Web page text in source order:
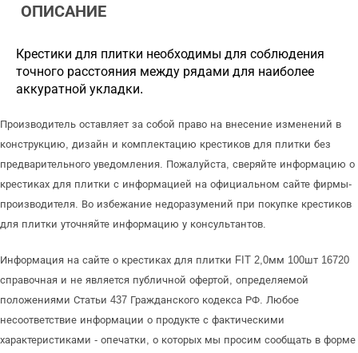
ОПИСАНИЕ
Крестики для плитки необходимы для соблюдения
точного расстояния между рядами для наиболее
аккуратной укладки.
Производитель оставляет за собой право на внесение изменений в
конструкцию, дизайн и комплектацию крестиков для плитки без
предварительного уведомления. Пожалуйста, сверяйте информацию о
крестиках для плитки с информацией на официальном сайте фирмы-
производителя. Во избежание недоразумений при покупке крестиков
для плитки уточняйте информацию у консультантов.
Информация на сайте о крестиках для плитки FIT 2,0мм 100шт 16720
справочная и не является публичной офертой, определяемой
положениями Статьи 437 Гражданского кодекса РФ. Любое
несоответствие информации о продукте с фактическими
характеристиками - опечатки, о которых мы просим сообщать в форме